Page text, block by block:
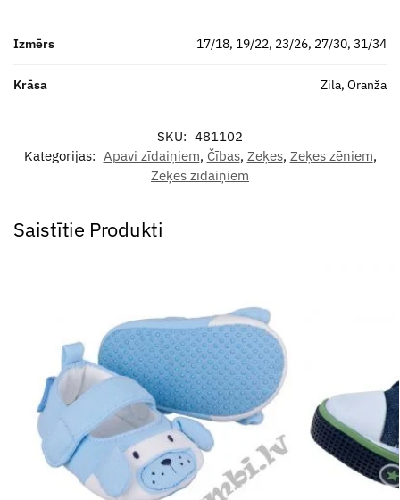
Izmērs 17/18, 19/22, 23/26, 27/30, 31/34
Krāsa Zila, Oranža
SKU: 481102
Kategorijas: Apavi zīdaiņiem, Čības, Zeķes, Zeķes zēniem,
Zeķes zīdaiņiem
Saistītie Produkti